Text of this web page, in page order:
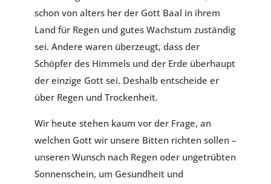
schon von alters her der Gott Baal in ihrem
Land für Regen und gutes Wachstum zuständig
sei. Andere waren überzeugt, dass der
Schöpfer des Himmels und der Erde überhaupt
der einzige Gott sei. Deshalb entscheide er
über Regen und Trockenheit.
Wir heute stehen kaum vor der Frage, an
welchen Gott wir unsere Bitten richten sollen –
unseren Wunsch nach Regen oder ungetrübten
Sonnenschein, um Gesundheit und